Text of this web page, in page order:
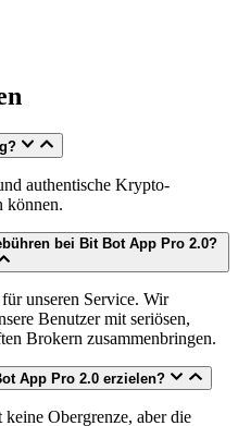
authentische Krypto-
können.
bei Bit Bot App Pro 2.0?
unseren Service. Wir
Benutzer mit seriösen,
Brokern zusammenbringen.
App Pro 2.0 erzielen?
Obergrenze, aber die